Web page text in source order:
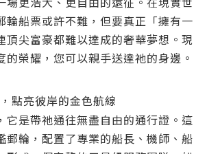
輪船票或許不難，但要真正「擁有一
頂尖富豪都難以達成的奢華夢想。現
的榮耀，您可以親手送達祂的身邊。
點亮彼岸的金色航線
它是帶祂通往無盡自由的通行證。這
郵輪，配置了專業的船長、機師、船